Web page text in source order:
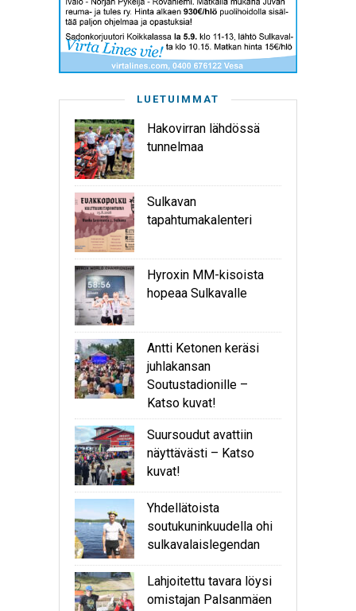
LUETUIMMAT
Hakovirran lähdössä
tunnelmaa
Sulkavan
tapahtumakalenteri
Hyroxin MM-kisoista
hopeaa Sulkavalle
Antti Ketonen keräsi
juhlakansan
Soutustadionille –
Katso kuvat!
Suursoudut avattiin
näyttävästi – Katso
kuvat!
Yhdellätoista
soutukuninkuudella ohi
sulkavalaislegendan
Lahjoitettu tavara löysi
omistajan Palsanmäen